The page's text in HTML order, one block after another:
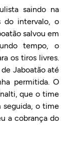
saindo na
do intervalo, o
salvou em
tempo, o
os tiros livres.
Jaboatão até
permitida. O
que o time
seguida, o time
a cobrança do